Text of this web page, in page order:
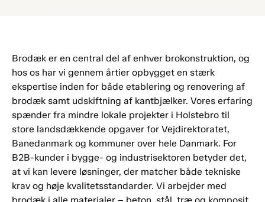
Brodæk er en central del af enhver brokonstruktion, og
hos os har vi gennem årtier opbygget en stærk
ekspertise inden for både etablering og renovering af
brodæk samt udskiftning af kantbjælker. Vores erfaring
spænder fra mindre lokale projekter i Holstebro til
store landsdækkende opgaver for Vejdirektoratet,
Banedanmark og kommuner over hele Danmark. For
B2B-kunder i bygge- og industrisektoren betyder det,
at vi kan levere løsninger, der matcher både tekniske
krav og høje kvalitetsstandarder. Vi arbejder med